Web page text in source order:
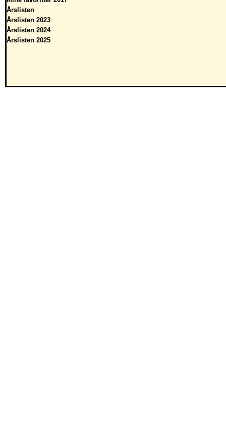
Årslisten
Årslisten 2023
Årslisten 2024
Årslisten 2025